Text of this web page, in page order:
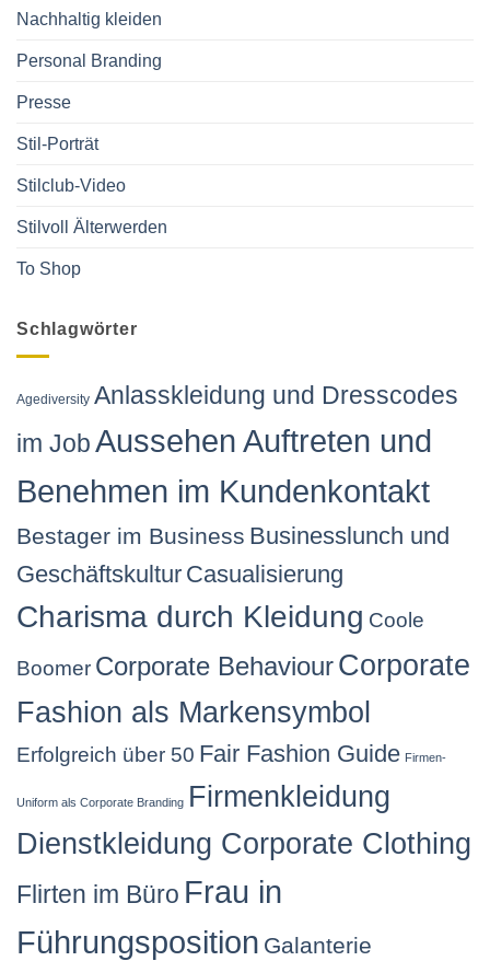
Nachhaltig kleiden
Personal Branding
Presse
Stil-Porträt
Stilclub-Video
Stilvoll Älterwerden
To Shop
Schlagwörter
Agediversity Anlasskleidung und Dresscodes
im Job Aussehen Auftreten und
Benehmen im Kundenkontakt
Bestager im Business Businesslunch und
Geschäftskultur Casualisierung
Charisma durch Kleidung Coole
Boomer Corporate BehaviourCorporate
Fashion als Markensymbol
Erfolgreich über 50 Fair Fashion Guide Firmen-
Uniform als Corporate Branding Firmenkleidung
Dienstkleidung Corporate Clothing
Flirten im Büro Frau in
Führungsposition Galanterie